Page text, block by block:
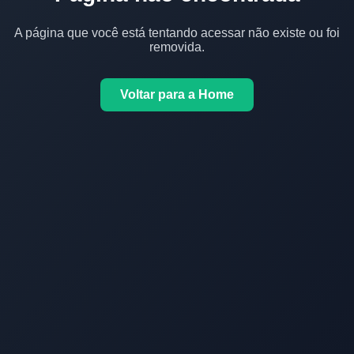
A página que você está tentando acessar não existe ou foi
removida.
Voltar para a Home